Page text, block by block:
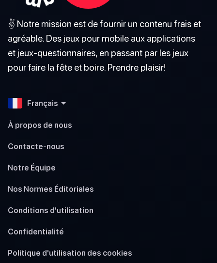
✌️ Notre mission est de fournir un contenu frais et
agréable. Des jeux pour mobile aux applications
et jeux-questionnaires, en passant par les jeux
pour faire la fête et boire. Prendre plaisir!
Français
À propos de nous
Contacte-nous
Notre Équipe
Nos Normes Éditoriales
Conditions d'utilisation
Confidentialité
Politique d'utilisation des cookies